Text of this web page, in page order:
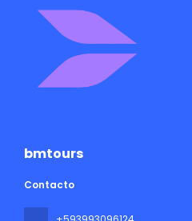
bmtours
Contacto